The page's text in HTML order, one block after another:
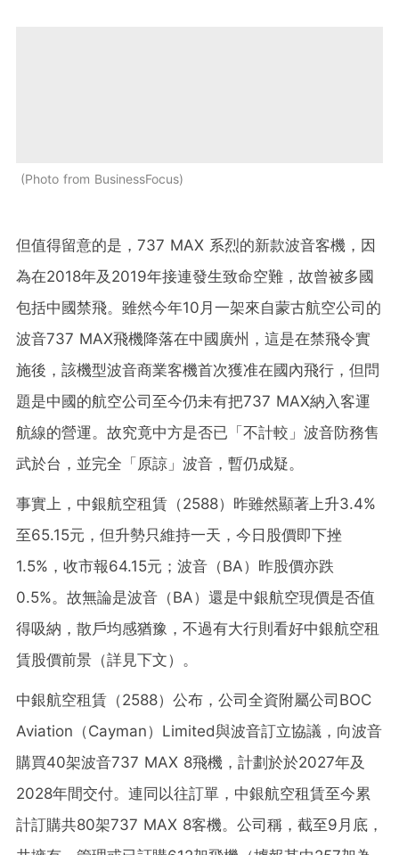
Photo from BusinessFocus
但值得留意的是，737 MAX 系烈的新款波音客機，因
為在2018年及2019年接連發生致命空難，故曾被多國
包括中國禁飛。雖然今年10月一架來自蒙古航空公司的
波音737 MAX飛機降落在中國廣州，這是在禁飛令實
施後，該機型波音商業客機首次獲准在國內飛行，但問
題是中國的航空公司至今仍未有把737 MAX納入客運
航線的營運。故究竟中方是否已「不計較」波音防務售
武於台，並完全「原諒」波音，暫仍成疑。
事實上，中銀航空租賃（2588）昨雖然顯著上升3.4%
至65.15元，但升勢只維持一天，今日股價即下挫
1.5%，收市報64.15元；波音（BA）昨股價亦跌
0.5%。故無論是波音（BA）還是中銀航空現價是否值
得吸納，散戶均感猶豫，不過有大行則看好中銀航空租
賃股價前景（詳見下文）。
中銀航空租賃（2588）公布，公司全資附屬公司BOC
Aviation（Cayman）Limited與波音訂立協議，向波音
購買40架波音737 MAX 8飛機，計劃於於2027年及
2028年間交付。連同以往訂單，中銀航空租賃至今累
計訂購共80架737 MAX 8客機。公司稱，截至9月底，